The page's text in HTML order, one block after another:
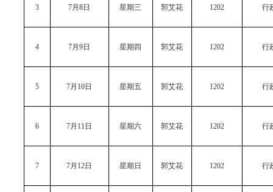
3 7月8日 星期三 郭艾花 1202 行
4 7月9日 星期四 郭艾花 1202 行
5 7月10日 星期五 郭艾花 1202 行
6 7月11日 星期六 郭艾花 1202 行
7 7月12日 星期日 郭艾花 1202 行